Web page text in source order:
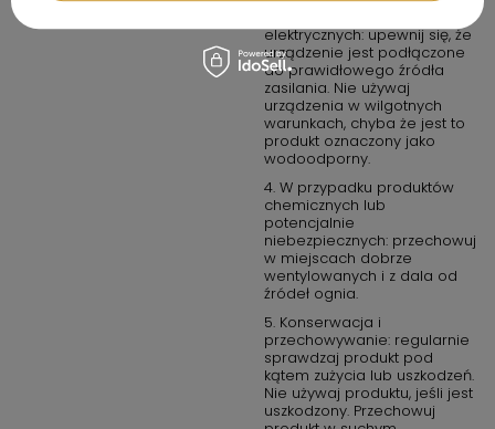
elektrycznych: upewnij się, że
urządzenie jest podłączone
do prawidłowego źródła
zasilania. Nie używaj
urządzenia w wilgotnych
warunkach, chyba że jest to
produkt oznaczony jako
wodoodporny.
4. W przypadku produktów
chemicznych lub
potencjalnie
niebezpiecznych: przechowuj
w miejscach dobrze
wentylowanych i z dala od
źródeł ognia.
5. Konserwacja i
przechowywanie: regularnie
sprawdzaj produkt pod
kątem zużycia lub uszkodzeń.
Nie używaj produktu, jeśli jest
uszkodzony. Przechowuj